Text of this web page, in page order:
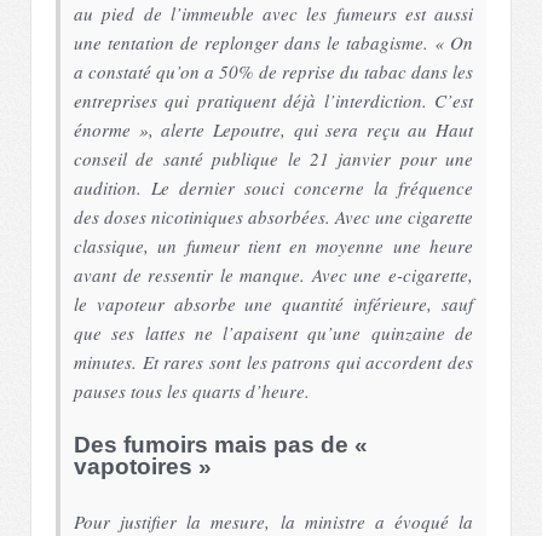
au pied de l’immeuble avec les fumeurs est aussi
une tentation de replonger dans le tabagisme. « On
a constaté qu’on a 50% de reprise du tabac dans les
entreprises qui pratiquent déjà l’interdiction. C’est
énorme », alerte Lepoutre, qui sera reçu au Haut
conseil de santé publique le 21 janvier pour une
audition. Le dernier souci concerne la fréquence
des doses nicotiniques absorbées. Avec une cigarette
classique, un fumeur tient en moyenne une heure
avant de ressentir le manque. Avec une e-cigarette,
le vapoteur absorbe une quantité inférieure, sauf
que ses lattes ne l’apaisent qu’une quinzaine de
minutes. Et rares sont les patrons qui accordent des
pauses tous les quarts d’heure.
Des fumoirs mais pas de «
vapotoires »
Pour justifier la mesure, la ministre a évoqué la